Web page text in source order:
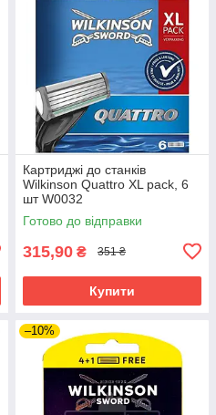
Картриджі до станків
Wilkinson Quattro XL pack, 6
шт W0032
Готово до відправки
315,90 ₴ 351 ₴
Купити
–10%